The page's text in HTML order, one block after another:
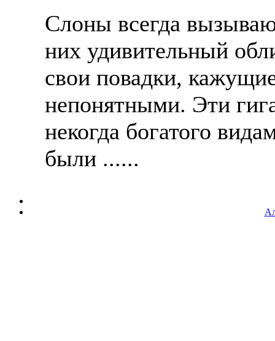
Слоны всегда
них удивительный
свои повадки,
непонятными. Эти
некогда богатого
были ......